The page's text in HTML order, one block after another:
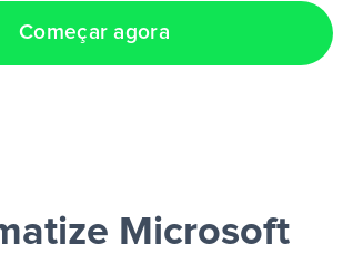
Começar agora
Microsoft